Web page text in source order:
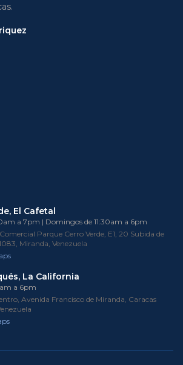
El Cafetal
a 7pm | Domingos de 11:30am a 6pm
Parque Cerro Verde, E1, 20 Subida de
Miranda, Venezuela
La California
a 6pm
Avenida Francisco de Miranda, Caracas